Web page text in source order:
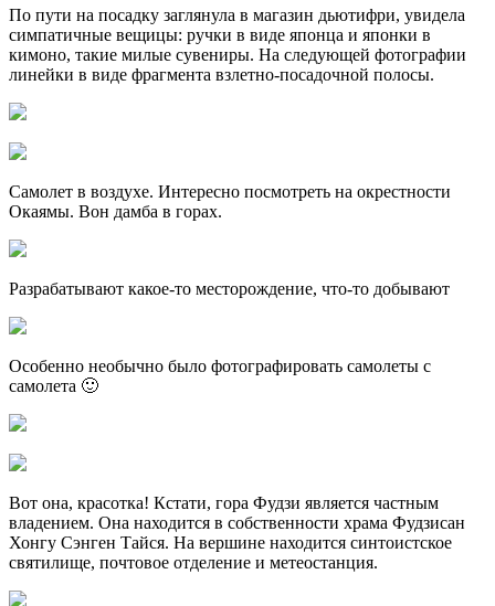
По пути на посадку заглянула в магазин дьютифри, увидела
симпатичные вещицы: ручки в виде японца и японки в
кимоно, такие милые сувениры. На следующей фотографии
линейки в виде фрагмента взлетно-посадочной полосы.
Самолет в воздухе. Интересно посмотреть на окрестности
Окаямы. Вон дамба в горах.
Разрабатывают какое-то месторождение, что-то добывают
Особенно необычно было фотографировать самолеты с
самолета 🙂
Вот она, красотка! Кстати, гора Фудзи является частным
владением. Она находится в собственности храма Фудзисан
Хонгу Сэнген Тайся. На вершине находится синтоистское
святилище, почтовое отделение и метеостанция.